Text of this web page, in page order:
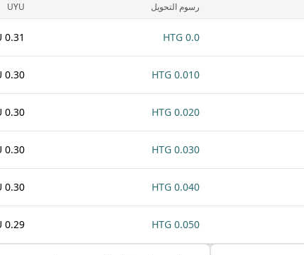
رسوم التحويل UYU
0.0 HTG
0.31 UYU
0.010 HTG
0.30 UYU
0.020 HTG
0.30 UYU
0.030 HTG
0.30 UYU
0.040 HTG
0.30 UYU
0.050 HTG
0.29 UYU